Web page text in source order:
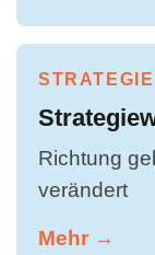
STRATEGIE
Richtung
verändert
Mehr →